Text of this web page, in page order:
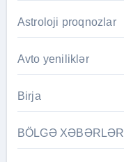
Astroloji proqnozlar
Avto yeniliklər
Birja
BÖLGƏ XƏBƏRLƏRİ